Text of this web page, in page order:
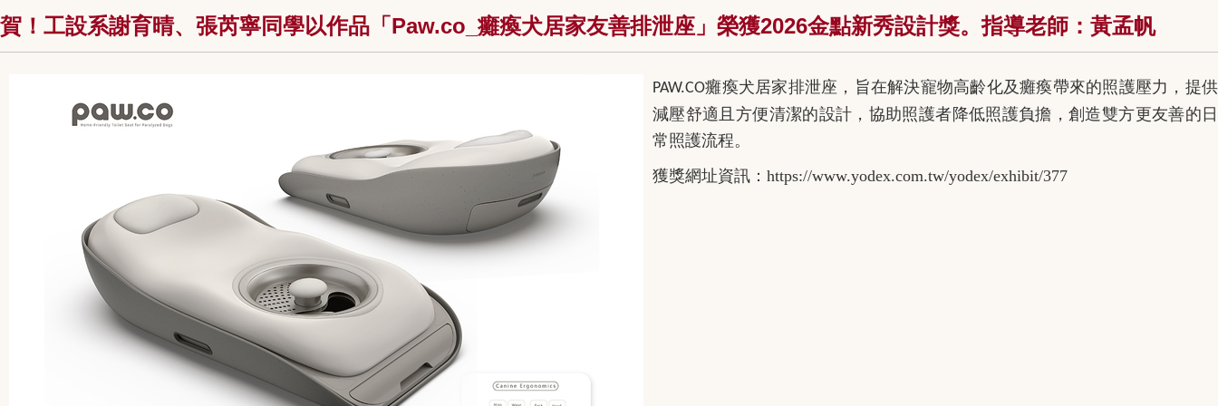
賀！工設系謝育晴、張芮寧同學以作品「Paw.co_癱瘓犬居家友善排泄座」榮獲2026金點新秀設計獎。指導老師：黃孟帆
PAW.CO癱瘓犬居家排泄座，旨在解決寵物高齡化及癱瘓帶來的照護壓力，提供
減壓舒適且方便清潔的設計，協助照護者降低照護負擔，創造雙方更友善的日
常照護流程。
獲獎網址資訊：https://www.yodex.com.tw/yodex/exhibit/377